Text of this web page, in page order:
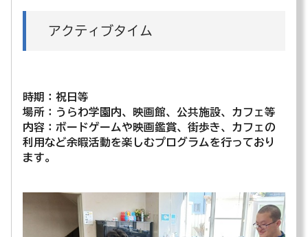
アクティブタイム
時期：祝日等
場所：うらわ学園内、映画館、公共施設、カフェ等
内容：ボードゲームや映画鑑賞、街歩き、カフェの
利用など余暇活動を楽しむプログラムを行っており
ます。